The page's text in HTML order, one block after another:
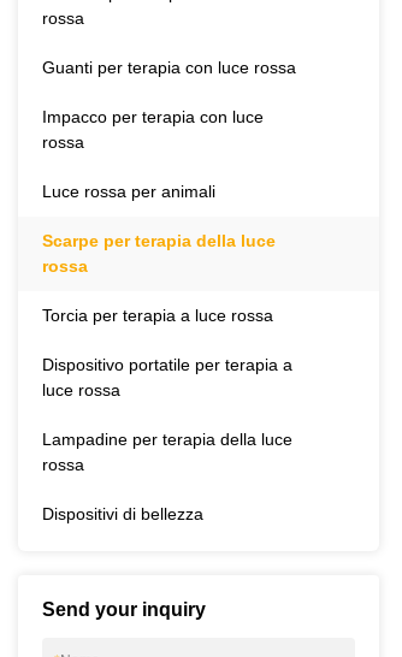
rossa
Guanti per terapia con luce rossa
Impacco per terapia con luce
rossa
Luce rossa per animali
Scarpe per terapia della luce
rossa
Torcia per terapia a luce rossa
Dispositivo portatile per terapia a
luce rossa
Lampadine per terapia della luce
rossa
Dispositivi di bellezza
Send your inquiry